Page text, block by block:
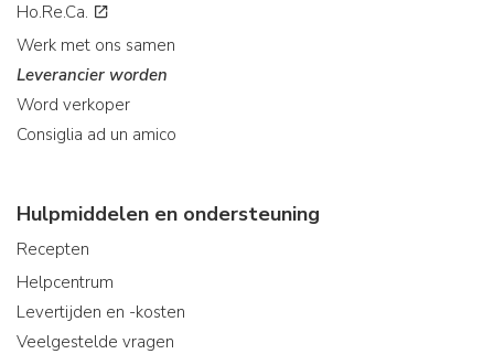
Ho.Re.Ca.
Werk met ons samen
Leverancier worden
Word verkoper
Consiglia ad un amico
Hulpmiddelen en ondersteuning
Recepten
Helpcentrum
Levertijden en -kosten
Veelgestelde vragen